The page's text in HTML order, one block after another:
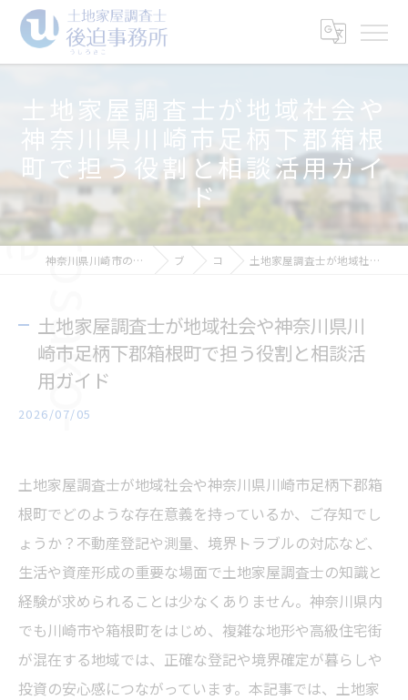
土地家屋調査士が地域社会や
神奈川県川崎市足柄下郡箱根
町で担う役割と相談活用ガイ
ド
神奈川県川崎市の土地家屋調査士なら土地家屋調査士後迫事務所 ブログ コラム 土地家屋調査士が地域社会や神奈川県川崎市足柄下郡箱根町で担う役割と相談活用ガイド
土地家屋調査士が地域社会や神奈川県川
崎市足柄下郡箱根町で担う役割と相談活
用ガイド
2026/07/05
土地家屋調査士が地域社会や神奈川県川崎市足柄下郡箱
根町でどのような存在意義を持っているか、ご存知でし
ょうか？不動産登記や測量、境界トラブルの対応など、
生活や資産形成の重要な場面で土地家屋調査士の知識と
経験が求められることは少なくありません。神奈川県内
でも川崎市や箱根町をはじめ、複雑な地形や高級住宅街
が混在する地域では、正確な登記や境界確定が暮らしや
投資の安心感につながっています。本記事では、土地家